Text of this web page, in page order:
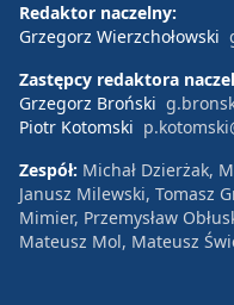
Redaktor naczelny:
Grzegorz Wierzchołowski
Zastępcy redaktora
Grzegorz Broński
Piotr Kotomski
Zespół: Michał Dzierżak,
Janusz Milewski, Tomasz
Mimier, Przemysław
Mateusz Mol, Mateusz